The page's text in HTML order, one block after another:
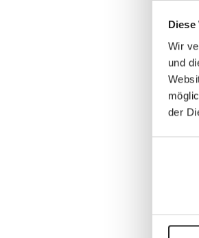
Wir
und
der